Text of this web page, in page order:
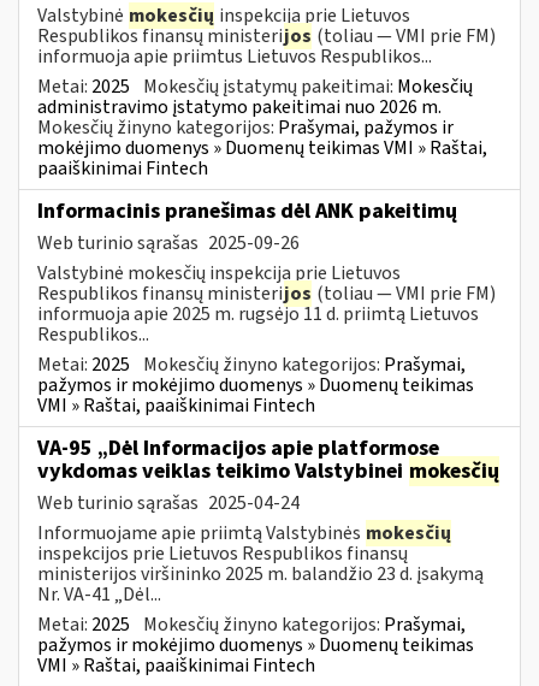
Valstybinė mokesčių inspekcija prie Lietuvos
Respublikos finansų ministerijos (toliau — VMI prie FM)
informuoja apie priimtus Lietuvos Respublikos...
Metai: 2025 Mokesčių įstatymų pakeitimai: Mokesčių
administravimo įstatymo pakeitimai nuo 2026 m.
Mokesčių žinyno kategorijos: Prašymai, pažymos ir
mokėjimo duomenys » Duomenų teikimas VMI » Raštai,
paaiškinimai Fintech
Informacinis pranešimas dėl ANK pakeitimų
Web turinio sąrašas 2025-09-26
Valstybinė mokesčių inspekcija prie Lietuvos
Respublikos finansų ministerijos (toliau — VMI prie FM)
informuoja apie 2025 m. rugsėjo 11 d. priimtą Lietuvos
Respublikos...
Metai: 2025 Mokesčių žinyno kategorijos: Prašymai,
pažymos ir mokėjimo duomenys » Duomenų teikimas
VMI » Raštai, paaiškinimai Fintech
VA-95 „Dėl Informacijos apie platformose
vykdomas veiklas teikimo Valstybinei mokesčių
Web turinio sąrašas 2025-04-24
Informuojame apie priimtą Valstybinės mokesčių
inspekcijos prie Lietuvos Respublikos finansų
ministerijos viršininko 2025 m. balandžio 23 d. įsakymą
Nr. VA-41 „Dėl...
Metai: 2025 Mokesčių žinyno kategorijos: Prašymai,
pažymos ir mokėjimo duomenys » Duomenų teikimas
VMI » Raštai, paaiškinimai Fintech